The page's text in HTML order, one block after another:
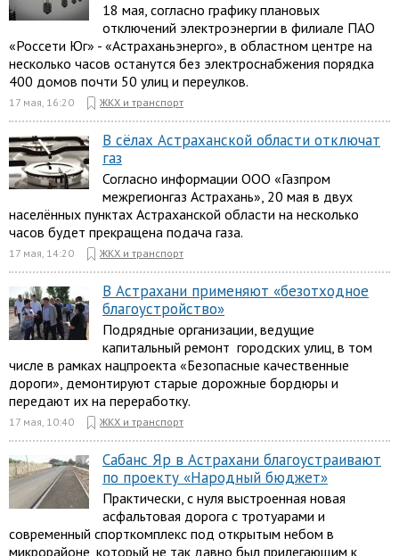
18 мая, согласно графику плановых
отключений электроэнергии в филиале ПАО
«Россети Юг» - «Астраханьэнерго», в областном центре на
несколько часов останутся без электроснабжения порядка
400 домов почти 50 улиц и переулков.
17 мая, 16:20 ЖКХ и транспорт
В сёлах Астраханской области отключат
газ
Согласно информации ООО «Газпром
межрегионгаз Астрахань», 20 мая в двух
населённых пунктах Астраханской области на несколько
часов будет прекращена подача газа.
17 мая, 14:20 ЖКХ и транспорт
В Астрахани применяют «безотходное
благоустройство»
Подрядные организации, ведущие
капитальный ремонт городских улиц, в том
числе в рамках нацпроекта «Безопасные качественные
дороги», демонтируют старые дорожные бордюры и
передают их на переработку.
17 мая, 10:40 ЖКХ и транспорт
Сабанс Яр в Астрахани благоустраивают
по проекту «Народный бюджет»
Практически, с нуля выстроенная новая
асфальтовая дорога с тротуарами и
современный спорткомплекс под открытым небом в
микрорайоне, который не так давно был прилегающим к